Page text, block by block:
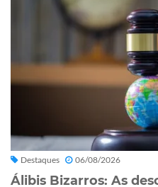
Destaques 06/08/2026
Álibis Bizarros: As